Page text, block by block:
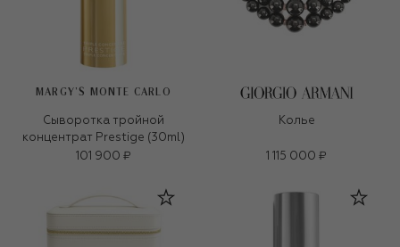
MARGY’S MONTE CARLO
Сыворотка тройной
концентрат Prestige (30ml)
101 900 ₽
Колье
1 115 000 ₽